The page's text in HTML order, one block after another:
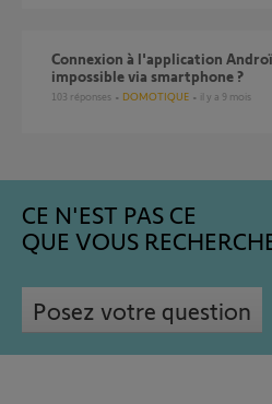
Connexion à l'application Androïd Tahoma Switch
impossible via smartphone ?
103 réponses DOMOTIQUE il y a 9 mois
CE N'EST PAS CE
QUE VOUS
Posez votre question